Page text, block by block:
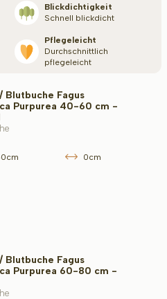
Blickdichtigkeit
Schnell blickdicht
Pflegeleicht
durch­schnittlich
pflegeleicht
Blutbuche Fagus
Purpurea 40-60 cm -
0cm
Blutbuche Fagus
Purpurea 60-80 cm -